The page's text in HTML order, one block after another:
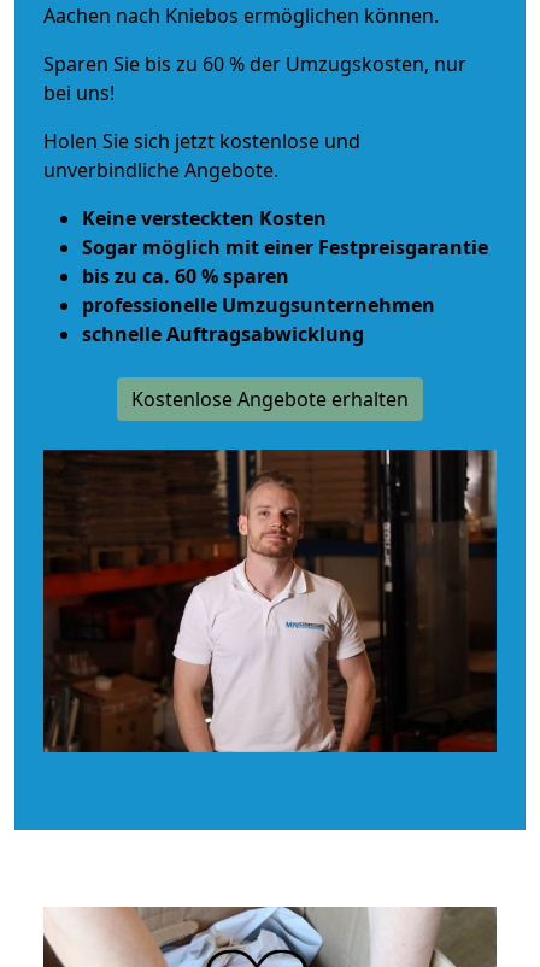
Aachen nach Kniebos ermöglichen können.
Sparen Sie bis zu 60 % der Umzugskosten, nur
bei uns!
Holen Sie sich jetzt kostenlose und
unverbindliche Angebote.
Keine versteckten Kosten
Sogar möglich mit einer Festpreisgarantie
bis zu ca. 60 % sparen
professionelle Umzugsunternehmen
schnelle Auftragsabwicklung
Kostenlose Angebote erhalten